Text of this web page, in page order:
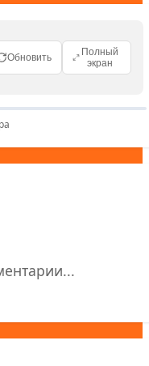
Обновить
Полный
экран